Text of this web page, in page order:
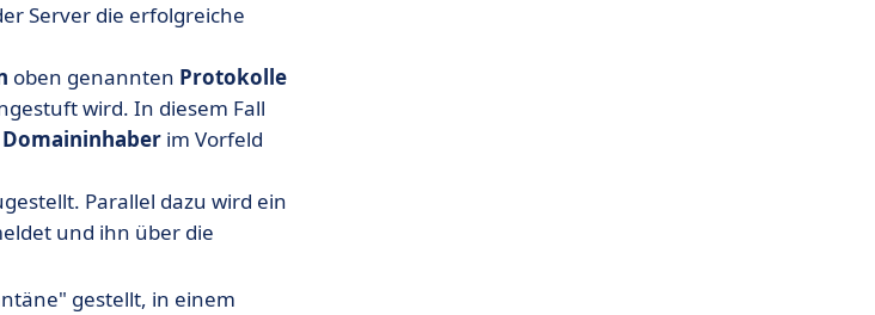
Server die erfolgreiche
oben genannten Protokolle
wird. In diesem Fall
Domaininhaber im Vorfeld
Parallel dazu wird ein
und ihn über die
gestellt, in einem